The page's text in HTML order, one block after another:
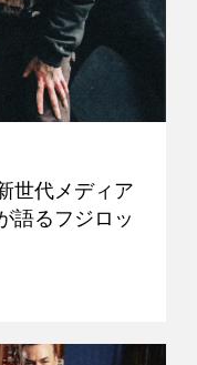
世代メディア
語るフジロッ